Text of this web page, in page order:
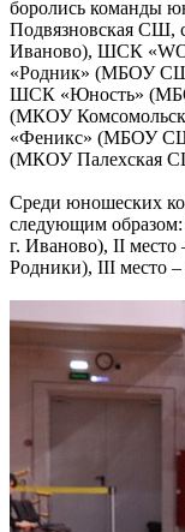
боролись команды
Подвязновская
Иваново), ШСК
«Родник» (МБОУ СШ
ШСК «Юность»
(МКОУ
«Феникс» (МБОУ
(МКОУ Палехская
Среди юношеских
следующим
г. Иваново), II
Родники), III место